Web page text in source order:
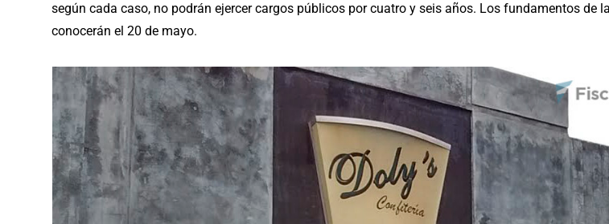
según cada caso, no podrán ejercer cargos públicos por cuatro y seis años. Los fundamentos de
conocerán el 20 de mayo.